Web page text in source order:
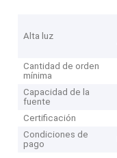
Alta luz
Cantidad de orden
mínima
Capacidad de la
fuente
Certificación
Condiciones de
pago